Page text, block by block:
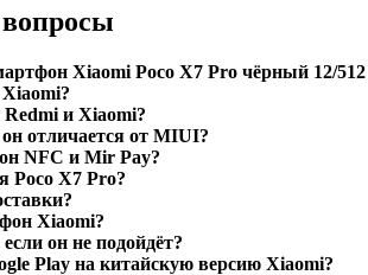
Xiaomi Poco X7 Pro чёрный 12/512
и Xiaomi?
отличается от MIUI?
NFC и Mir Pay?
Poco X7 Pro?
Xiaomi?
он не подойдёт?
Play на китайскую версию Xiaomi?